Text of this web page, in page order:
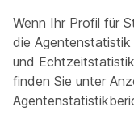
Wenn Ihr Profil für
die Agentenstatistik
und
finden Sie unter